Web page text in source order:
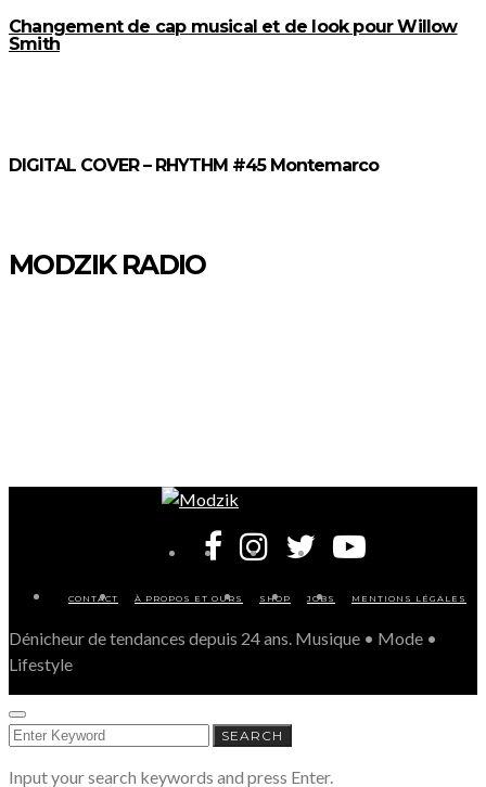
Changement de cap musical et de look pour Willow
Smith
DIGITAL COVER – RHYTHM #45 Montemarco
MODZIK RADIO
CONTACT À PROPOS ET OURS SHOP JOBS MENTIONS LÉGALES
Dénicheur de tendances depuis 24 ans. Musique • Mode •
Lifestyle
SEARCH
FOR:
SEARCH
Input your search keywords and press Enter.